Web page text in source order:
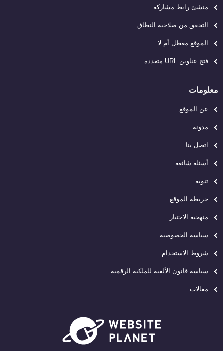
منشئ رابط مشاركة
التحقق من صلاحية النطاق
الموقع معطل أم لا
فتح عناوين URL متعددة
معلومات
عن الموقع
مدونة
اتصل بنا
أسئلة شائعة
تنويه
خريطة الموقع
منهجية الاختبار
سياسة الخصوصية
شروط الاستخدام
سياسة قانون الألفية للملكية الرقمية
مقالات